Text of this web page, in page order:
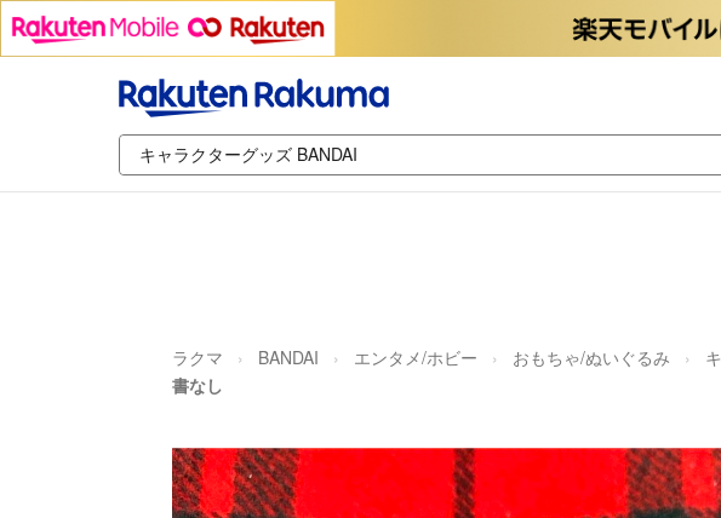
ラクマ BANDAI エンタメ/ホビー おもちゃ/ぬいぐるみ
書なし